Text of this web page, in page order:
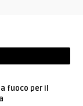
fuoco per il